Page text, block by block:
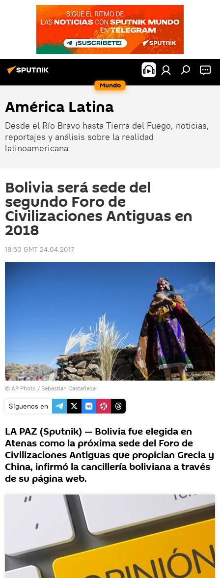
Mundo
América Latina
Desde el Río Bravo hasta Tierra del Fuego, noticias,
reportajes y análisis sobre la realidad
latinoamericana
Bolivia será sede del
segundo Foro de
Civilizaciones Antiguas en
2018
18:50 GMT 24.04.2017
© AP Photo / Sebastian Castañeda
Síguenos en
LA PAZ (Sputnik) — Bolivia fue elegida en
Atenas como la próxima sede del Foro de
Civilizaciones Antiguas que propician Grecia y
China, infirmó la cancillería boliviana a través
de su página web.